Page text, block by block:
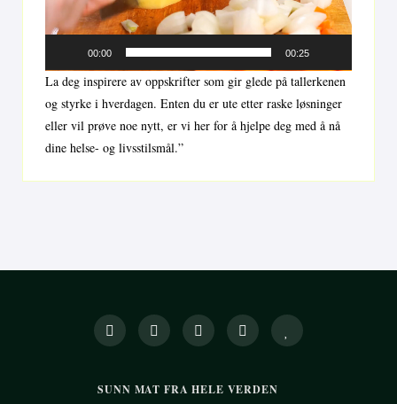
00:00 00:25
La deg inspirere av oppskrifter som gir glede på tallerkenen
og styrke i hverdagen. Enten du er ute etter raske løsninger
eller vil prøve noe nytt, er vi her for å hjelpe deg med å nå
dine helse- og livsstilsmål.”
SUNN MAT FRA HELE VERDEN